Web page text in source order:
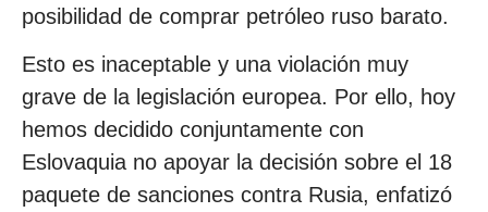
posibilidad de comprar petróleo ruso barato.
Esto es inaceptable y una violación muy
grave de la legislación europea. Por ello, hoy
hemos decidido conjuntamente con
Eslovaquia no apoyar la decisión sobre el 18
paquete de sanciones contra Rusia, enfatizó